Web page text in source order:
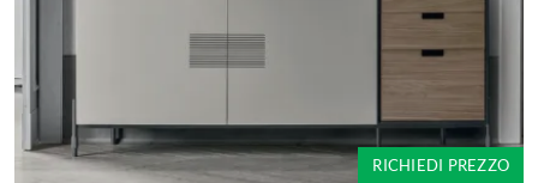
RICHIEDI PREZZO